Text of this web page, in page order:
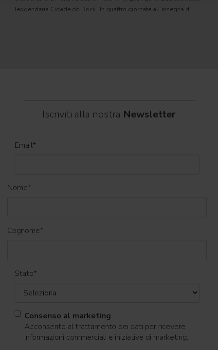
leggendaria Cidade do Rock . In quattro giornate all'insegna di
Iscriviti alla nostra Newsletter
Email*
Nome*
Cognome*
Stato*
Consenso al marketing
Acconsento al trattamento dei dati per ricevere
informazioni commerciali e iniziative di marketing.